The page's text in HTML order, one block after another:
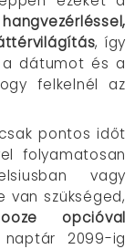
hangvezérléssel,
, így
dátumot és a
felkelnél az
pontos időt
folyamatosan
vagy
van szükséged,
opcióval
2099-ig